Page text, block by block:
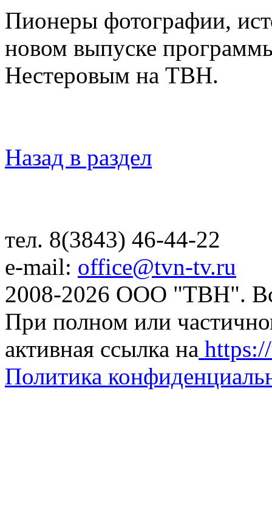
Пионеры фотографии,
новом выпуске
Нестеровым на ТВН.
Назад в раздел
тел. 8(3843) 46-44-22
e-mail: office@tvn-tv.ru
2008-2026 ООО "ТВН".
При полном или
активная ссылка на
Политика